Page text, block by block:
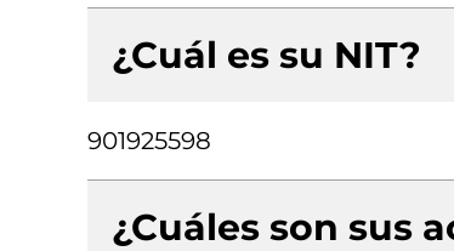
¿Cuál es su NIT?
901925598
¿Cuáles son sus